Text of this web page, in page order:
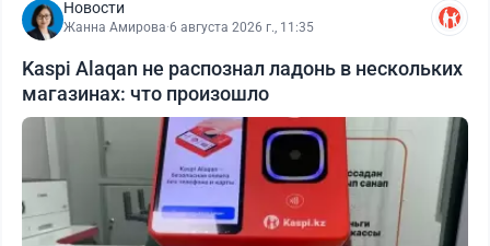
Новости
Жанна Амирова·6 августа 2026 г., 11:35
Kaspi Alaqan не распознал ладонь в нескольких
магазинах: что произошло